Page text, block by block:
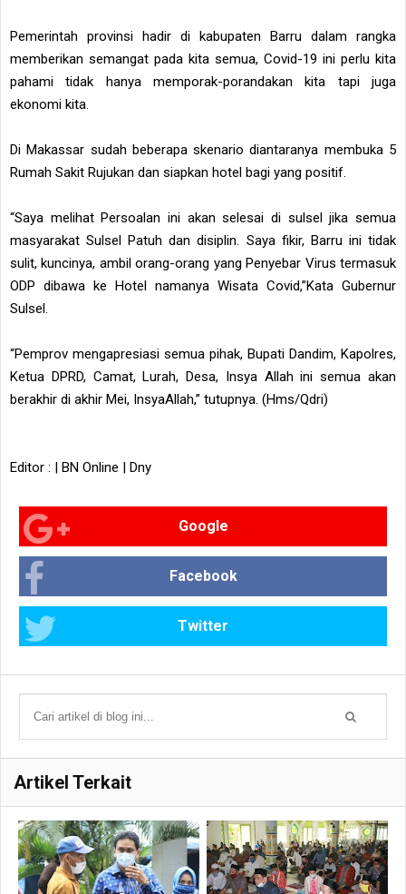
Pemerintah provinsi hadir di kabupaten Barru dalam rangka
memberikan semangat pada kita semua, Covid-19 ini perlu kita
pahami tidak hanya memporak-porandakan kita tapi juga
ekonomi kita.
Di Makassar sudah beberapa skenario diantaranya membuka 5
Rumah Sakit Rujukan dan siapkan hotel bagi yang positif.
“Saya melihat Persoalan ini akan selesai di sulsel jika semua
masyarakat Sulsel Patuh dan disiplin. Saya fikir, Barru ini tidak
sulit, kuncinya, ambil orang-orang yang Penyebar Virus termasuk
ODP dibawa ke Hotel namanya Wisata Covid,”Kata Gubernur
Sulsel.
“Pemprov mengapresiasi semua pihak, Bupati Dandim, Kapolres,
Ketua DPRD, Camat, Lurah, Desa, Insya Allah ini semua akan
berakhir di akhir Mei, InsyaAllah,” tutupnya. (Hms/Qdri)
Editor : | BN Online | Dny
Google
Facebook
Twitter
Artikel Terkait